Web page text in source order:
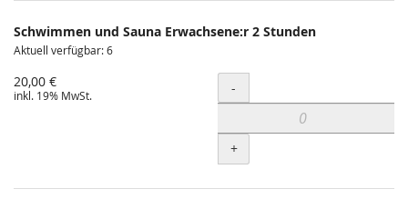
Schwimmen und Sauna Erwachsene:r 2 Stunden
Aktuell verfügbar: 6
20,00 €
inkl. 19% MwSt. Menge
-
+